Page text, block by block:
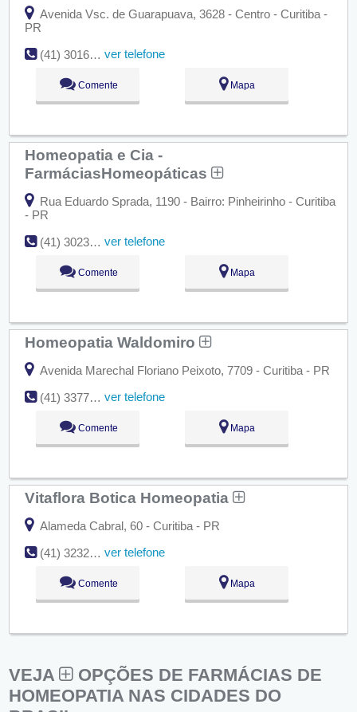
Avenida Vsc. de Guarapuava, 3628 - Centro - Curitiba -
PR
(41) 3016-9742
ver telefone
Comente Mapa
Homeopatia e Cia -
FarmáciasHomeopáticas
Rua Eduardo Sprada, 1190 - Bairro: Pinheirinho - Curitiba
- PR
(41) 3023-0202
ver telefone
Comente Mapa
Homeopatia Waldomiro
Avenida Marechal Floriano Peixoto, 7709 - Curitiba - PR
(41) 3377-6464
ver telefone
Comente Mapa
Vitaflora Botica Homeopatia
Alameda Cabral, 60 - Curitiba - PR
(41) 3232-8071
ver telefone
Comente Mapa
VEJA
OPÇÕES DE FARMÁCIAS DE
HOMEOPATIA NAS CIDADES DO